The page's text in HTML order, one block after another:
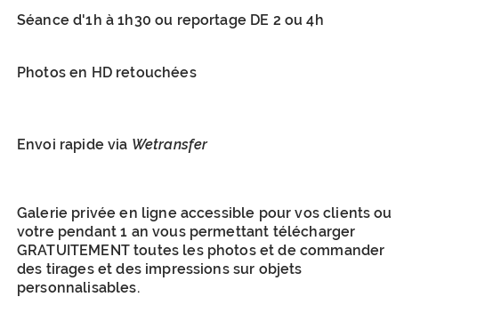
Séance d'1h à 1h30 ou reportage DE 2 ou 4h
Photos en HD retouchées
Envoi rapide via Wetransfer
Galerie privée en ligne accessible pour vos clients ou
votre pendant 1 an vous permettant télécharger
GRATUITEMENT toutes les photos et de commander
des tirages et des impressions sur objets
personnalisables.